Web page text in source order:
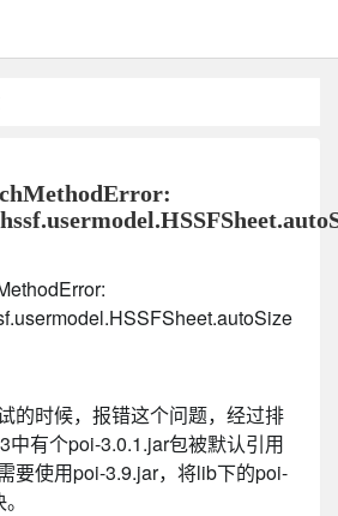
的时候，报错这个问题，经过排
中有个poi-3.0.1.jar包被默认引用
要使用poi-3.9.jar，将lib下的poi-